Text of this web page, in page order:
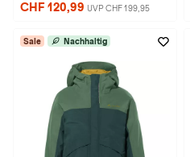
CHF 120,99 UVP CHF 199,95
Sale Nachhaltig